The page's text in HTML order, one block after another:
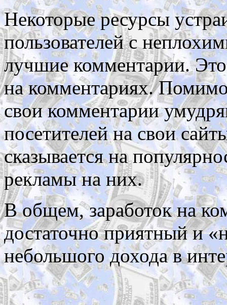
Некоторые ресурсы
пользователей с
лучшие комментарии. Это
на комментариях.
свои комментарии
посетителей на свои
сказывается на
рекламы на них.
В общем, заработок на
достаточно приятный и
небольшого дохода в